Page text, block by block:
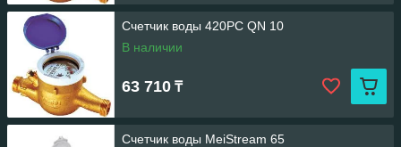
Счетчик воды 420PC QN 10
В наличии
63 710 ₸
Счетчик воды MeiStream 65